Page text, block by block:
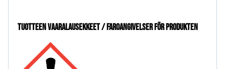
TUOTTEEN VAARALAUSEKKEET / FAROANGIVELSER FÖR PRODUKTEN